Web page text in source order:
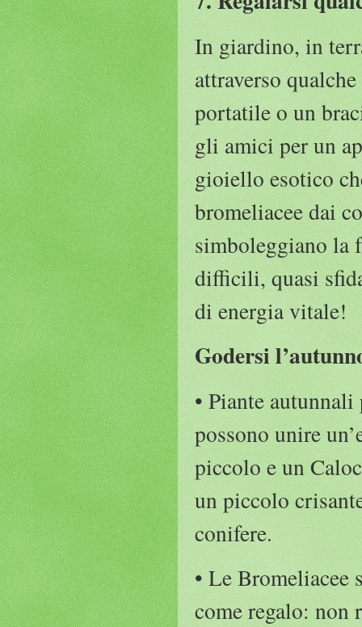
In giardino, in
attraverso
portatile o un
gli amici per un
gioiello esotico
bromeliacee dai
simboleggiano la
difficili, quasi
di energia vitale!
Godersi
• Piante
possono unire
piccolo e un
un piccolo
conifere.
• Le Bromeliacee
come regalo: non